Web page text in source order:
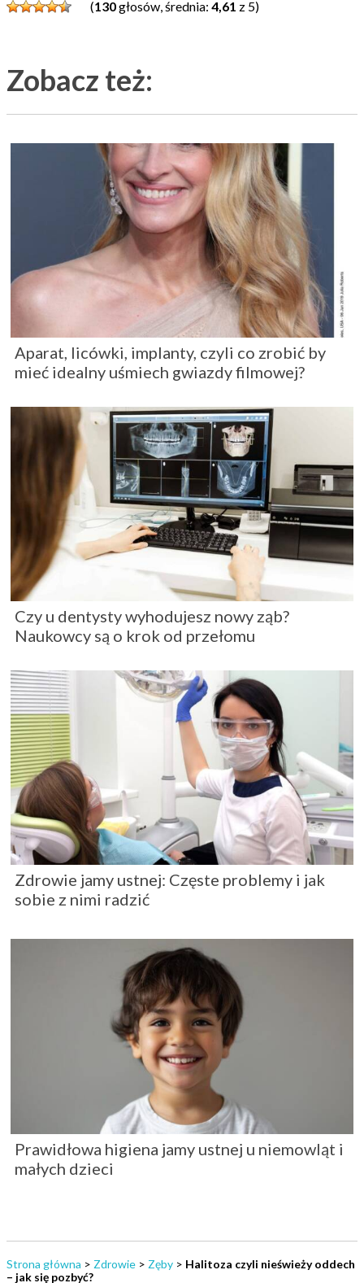
(130głosów, średnia: 4,61 z 5)
Zobacz też:
Aparat, licówki, implanty, czyli co zrobić by
mieć idealny uśmiech gwiazdy filmowej?
Czy u dentysty wyhodujesz nowy ząb?
Naukowcy są o krok od przełomu
Zdrowie jamy ustnej: Częste problemy i jak
sobie z nimi radzić
Prawidłowa higiena jamy ustnej u niemowląt i
małych dzieci
Strona główna > Zdrowie > Zęby > Halitoza czyli nieświeży oddech
– jak się pozbyć?